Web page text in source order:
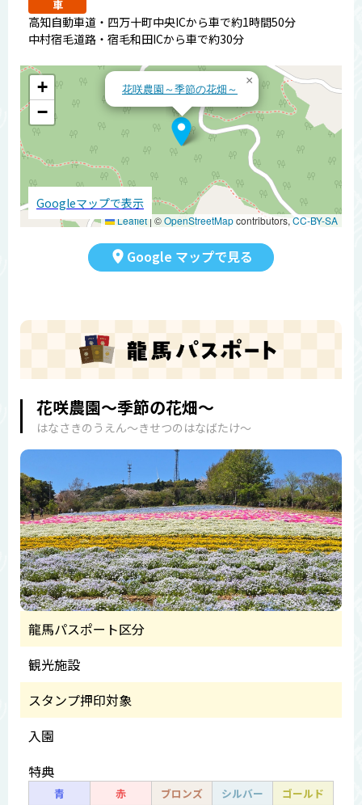
車
高知自動車道・四万十町中央ICから車で約1時間50分
中村宿毛道路・宿毛和田ICから車で約30分
花咲農園～季節の花畑～
×
+
−
Leaflet | ©OpenStreetMapcontributors, CC-BY-SA
Googleマップで表示
Google マップで見る
花咲農園～季節の花畑～
はなさきのうえん～きせつのはなばたけ～
龍馬パスポート区分
観光施設
スタンプ押印対象
入園
特典
青 赤 ブロンズ シルバー
ゴールド